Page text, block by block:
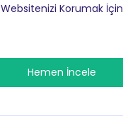
Websitenizi Korumak İçin
Hemen İncele